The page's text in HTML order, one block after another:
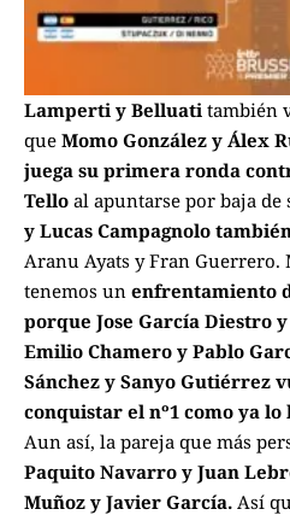
Lamperti y Belluati también
que Momo González y Álex
juega su primera ronda
Tello al apuntarse por baja de
y Lucas Campagnolo
Aranu Ayats y Fran
tenemos un enfrentamiento
porque Jose García Diestro
Emilio Chamero y Pablo
Sánchez y Sanyo Gutiérrez
conquistar el nº1 como ya
Aun así, la pareja que más
Paquito Navarro y Juan
Muñoz y Javier García. Así